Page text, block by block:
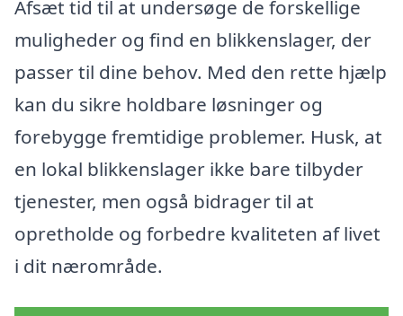
Afsæt tid til at undersøge de forskellige
muligheder og find en blikkenslager, der
passer til dine behov. Med den rette hjælp
kan du sikre holdbare løsninger og
forebygge fremtidige problemer. Husk, at
en lokal blikkenslager ikke bare tilbyder
tjenester, men også bidrager til at
opretholde og forbedre kvaliteten af livet
i dit nærområde.